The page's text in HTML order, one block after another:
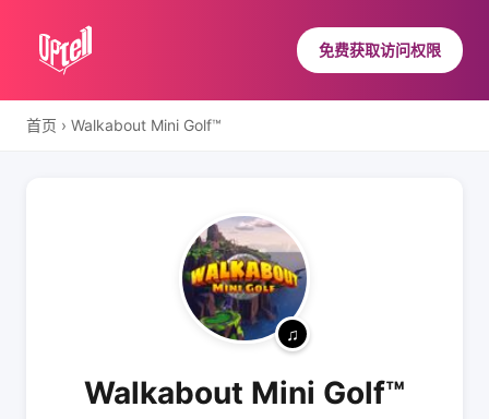
免费获取访问权限
首页 › Walkabout Mini Golf™
Walkabout Mini Golf™